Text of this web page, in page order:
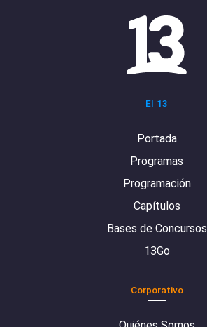
El 13
Portada
Programas
Programación
Capítulos
Bases de Concursos
13Go
Corporativo